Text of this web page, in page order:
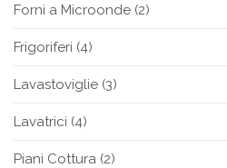
Forni a Microonde (2)
Frigoriferi (4)
Lavastoviglie (3)
Lavatrici (4)
Piani Cottura (2)